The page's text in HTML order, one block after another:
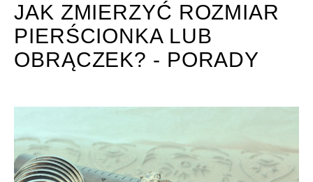
JAK ZMIERZYĆ ROZMIAR
PIERŚCIONKA LUB
OBRĄCZEK? - PORADY